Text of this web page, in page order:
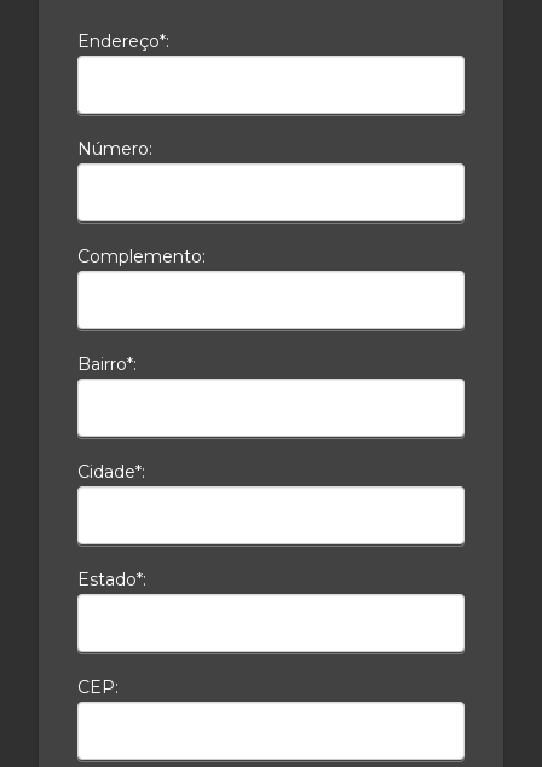
Endereço*:
Número:
Complemento:
Bairro*:
Cidade*:
Estado*:
CEP: